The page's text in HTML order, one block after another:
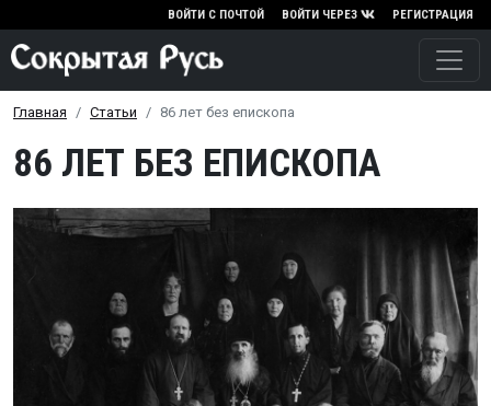
Перейти к основному
ВОЙТИ С ПОЧТОЙ ВОЙТИ ЧЕРЕЗ РЕГИСТРАЦИЯ
Главная Статьи 86 лет без епископа
86 ЛЕТ БЕЗ ЕПИСКОПА